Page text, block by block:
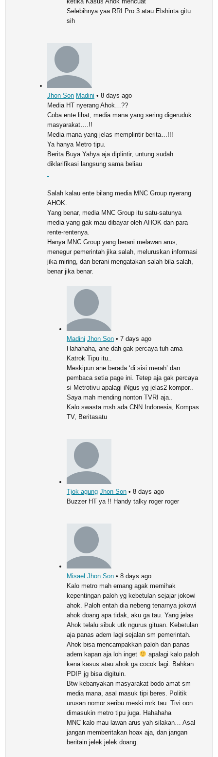
Selebihnya yaa RRI Pro 3 atau Elshinta gitu
sih
Jhon Son Madini • 8 days ago
Media HT nyerang Ahok…??
Coba ente lihat, media mana yang sering digeruduk
masyarakat….!!
Media mana yang jelas memplintir berita…!!!
Ya hanya Metro tipu.
Berita Buya Yahya aja diplintir, untung sudah
diklarifikasi langsung sama beliau
Salah kalau ente bilang media MNC Group nyerang
AHOK.
Yang benar, media MNC Group itu satu-satunya
media yang gak mau dibayar oleh AHOK dan para
rente-rentenya.
Hanya MNC Group yang berani melawan arus,
menegur pemerintah jika salah, meluruskan informasi
jika miring, dan berani mengatakan salah bila salah,
benar jika benar.
Madini Jhon Son • 7 days ago
Hahahaha, ane dah gak percaya tuh ama
Katrok Tipu itu..
Meskipun ane berada ‘di sisi merah’ dan
pembaca setia page ini. Tetep aja gak percaya
si Metrotivu apalagi iNgus yg jelas2 kompor..
Saya mah mending nonton TVRI aja..
Kalo swasta msh ada CNN Indonesia, Kompas
TV, Beritasatu
Tjok agung Jhon Son • 8 days ago
Buzzer HT ya !! Handy talky roger roger
Misael Jhon Son • 8 days ago
Kalo metro mah emang agak memihak
kepentingan paloh yg kebetulan sejajar jokowi
ahok. Paloh entah dia nebeng tenarnya jokowi
ahok doang apa tidak, aku ga tau. Yang jelas
Ahok telalu sibuk utk ngurus gituan. Kebetulan
aja panas adem lagi sejalan sm pemerintah.
Ahok bisa mencampakkan paloh dan panas
adem kapan aja loh inget
apalagi kalo paloh
kena kasus atau ahok ga cocok lagi. Bahkan
PDIP jg bisa digituin.
Btw kebanyakan masyarakat bodo amat sm
media mana, asal masuk tipi beres. Politik
urusan nomor seribu meski mrk tau. Tivi oon
dimasukin metro tipu juga. Hahahaha
MNC kalo mau lawan arus yah silakan… Asal
jangan memberitakan hoax aja, dan jangan
beritain jelek jelek doang.